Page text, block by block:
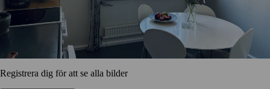
Registrera dig för att se alla bilder